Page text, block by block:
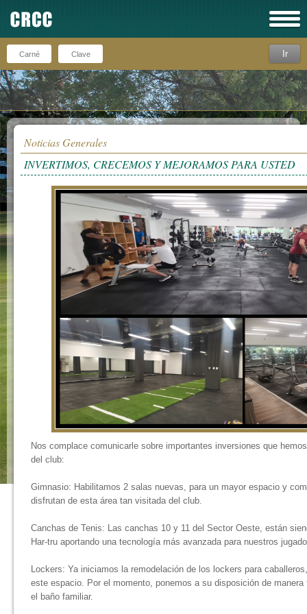
Recuérdeme
Ir
Noticias Generales
INVERTIMOS, CRECEMOS Y MEJORAMOS PARA USTED
Nos complace comunicarle sobre importantes inversiones que
del club:
Gimnasio: Habilitamos 2 salas nuevas, para un mayor espacio y
disfrutan de esta área tan visitada del club.
Canchas de Tenis: Las canchas 10 y 11 del Sector Oeste, están
Har-tru aportando una tecnología más avanzada para nuestros
Lockers: Ya iniciamos la remodelación de los lockers para
este espacio. Por el momento, ponemos a su disposición de
el baño familiar.